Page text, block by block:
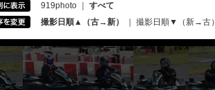
919photo
すべて
撮影日順▲（古→新）
撮影日順▼（新→古）